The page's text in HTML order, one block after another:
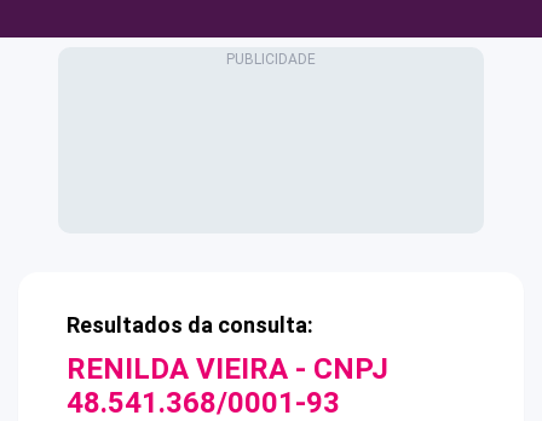
Resultados da consulta:
RENILDA VIEIRA - CNPJ
48.541.368/0001-93